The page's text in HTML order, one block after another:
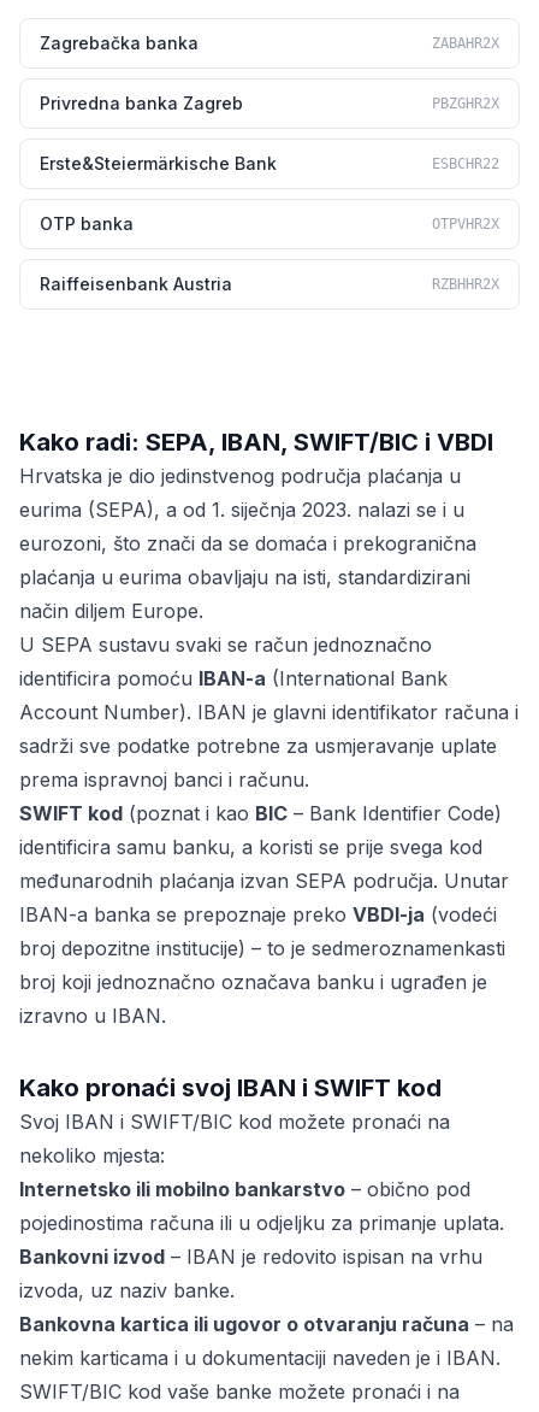
Zagrebačka banka ZABAHR2X
Privredna banka Zagreb PBZGHR2X
Erste&Steiermärkische Bank ESBCHR22
OTP banka OTPVHR2X
Raiffeisenbank Austria RZBHHR2X
Kako radi: SEPA, IBAN, SWIFT/BIC i VBDI
Hrvatska je dio jedinstvenog područja plaćanja u
eurima (SEPA), a od 1. siječnja 2023. nalazi se i u
eurozoni, što znači da se domaća i prekogranična
plaćanja u eurima obavljaju na isti, standardizirani
način diljem Europe.
U SEPA sustavu svaki se račun jednoznačno
identificira pomoću IBAN-a (International Bank
Account Number). IBAN je glavni identifikator računa i
sadrži sve podatke potrebne za usmjeravanje uplate
prema ispravnoj banci i računu.
SWIFT kod (poznat i kao BIC – Bank Identifier Code)
identificira samu banku, a koristi se prije svega kod
međunarodnih plaćanja izvan SEPA područja. Unutar
IBAN-a banka se prepoznaje preko VBDI-ja (vodeći
broj depozitne institucije) – to je sedmeroznamenkasti
broj koji jednoznačno označava banku i ugrađen je
izravno u IBAN.
Kako pronaći svoj IBAN i SWIFT kod
Svoj IBAN i SWIFT/BIC kod možete pronaći na
nekoliko mjesta:
Internetsko ili mobilno bankarstvo – obično pod
pojedinostima računa ili u odjeljku za primanje uplata.
Bankovni izvod – IBAN je redovito ispisan na vrhu
izvoda, uz naziv banke.
Bankovna kartica ili ugovor o otvaranju računa – na
nekim karticama i u dokumentaciji naveden je i IBAN.
SWIFT/BIC kod vaše banke možete pronaći i na